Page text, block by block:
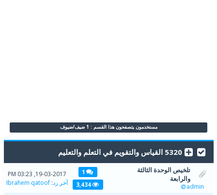
مستخدمون يتصفحون هذا القسم : 1 ضيف/ضيوف
5320 القياس والتقويم في التعلم والتعليم
تلخيص الوحدة الثالثة
والرابعة
admin
1
3,434
19-03-2017, 03:23 PM
آخر رد:
Ibrahem qatoof